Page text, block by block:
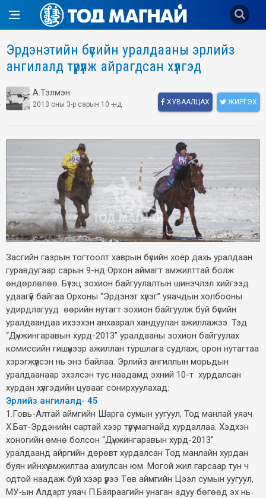
Эрдэнэтийн бүсийн уралдааны эрлийз
ангилалд түрүүлж айрагдсан хүлгэд
А.Тэлмэн
2013 оны 3-р сарын 10 -нд ХУВААЛЦАХ ЖИРГЭХ
Засгийн газрын тогтоолт хаврын бүсийн хоёр дахь уралдаан
гуравдугаар сарын 9-нд Орхон аймагт амжилттай болж
өндөрлөлөө. Бүтэц зохион байгуулалтын шинэчлэл хийгээд
удаагүй байгаа Орхоны “Эрдэнэт хүлэг” уяачдын холбооны
удирдлагууд өөрийн нутагт зохион байгуулж буй бүсийн
уралдаандаа ихээхэн анхаарал хандуулан ажиллажээ. Тэд
“Дүнжингаравын хурд-2013” уралдааны зохион байгуулах
комиссийн гишүүнээр ажиллан туршлага судлаж, орон нутагтаа
хэрэгжүүлсэн нь энэ байлаа. Эрлийз ангиллын морьдын
уралдаанаар эхэлсэн тус наадамд эхний 10-т хурдалсан
хурдан хүлгэдийн цувааг сонирхуулахад:
Эрлийз ангилалд- 45
1.Говь-Алтай аймгийн Шарга сумын уугуул, Тод манлай уяач
Х.Бат-Эрдэнийн сартай хээр түрүү магнайд хурдаллаа. Хэдхэн
хоногийн өмнө болсон “Дүнжингаравын хурд-2013”
уралдаанд айргийн дөрөвт хурдалсан Тод манлайн хурдан
буян ийнхүү амжилтаа ахиулсан юм. Могой жил гарсаар тун ч
одтой наадаж буй хээр үрээ Төв аймгийн Цээл сумын уугуул,
МУ-ын Алдарт уяач П.Баяраагийн унаган адуу бөгөөд эх нь